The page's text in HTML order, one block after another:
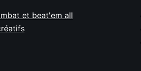
et beat'em all